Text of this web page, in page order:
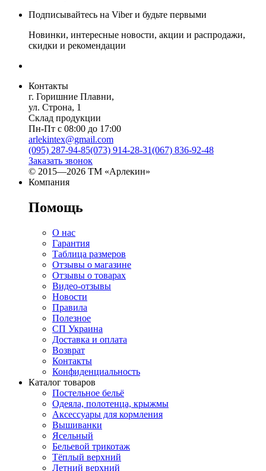
Подписывайтесь на Viber и будьте первыми
Новинки, интересные новости, акции и распродажи,
скидки и рекомендации
Контакты
г. Горишние Плавни,
ул. Строна, 1
Склад продукции
Пн-Пт с 08:00 до 17:00
arlekintex@gmail.com
(095) 287-94-85(073) 914-28-31(067) 836-92-48
Заказать звонок
© 2015—2026 ТМ «Арлекин»
Компания
Помощь
О нас
Гарантия
Таблица размеров
Отзывы о магазине
Отзывы о товарах
Видео-отзывы
Новости
Правила
Полезное
СП Украина
Доставка и оплата
Возврат
Контакты
Конфиденциальность
Каталог товаров
Постельное бельё
Одеяла, полотенца, крыжмы
Аксессуары для кормления
Вышиванки
Ясельный
Бельевой трикотаж
Тёплый верхний
Летний верхний